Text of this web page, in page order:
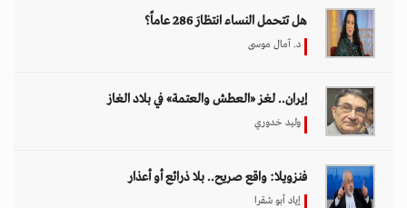
هل تتحمل النساء انتظارَ 286 عاماً؟
د. آمال موسى
إيران.. لغز «العطش والعتمة» في بلاد الغاز
وليد خدوري
فنزويلا: واقع صريح.. بلا ذرائع أو أعذار
إياد أبو شقرا